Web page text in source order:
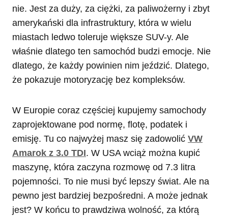
nie. Jest za duży, za ciężki, za paliwożerny i zbyt
amerykański dla infrastruktury, która w wielu
miastach ledwo toleruje większe SUV-y. Ale
właśnie dlatego ten samochód budzi emocje. Nie
dlatego, że każdy powinien nim jeździć. Dlatego,
że pokazuje motoryzację bez kompleksów.
W Europie coraz częściej kupujemy samochody
zaprojektowane pod normę, flotę, podatek i
emisję. Tu co najwyżej masz się zadowolić VW
Amarok z 3.0 TDI. W USA wciąż można kupić
maszynę, która zaczyna rozmowę od 7.3 litra
pojemności. To nie musi być lepszy świat. Ale na
pewno jest bardziej bezpośredni. A może jednak
jest? W końcu to prawdziwa wolność, za którą